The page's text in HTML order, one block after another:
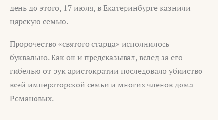
день до этого, 17 июля, в Екатеринбурге казнили
царскую семью.
Пророчество «святого старца» исполнилось
буквально. Как он и предсказывал, вслед за его
гибелью от рук аристократии последовало убийство
всей императорской семьи и многих членов дома
Романовых.